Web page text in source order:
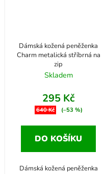
Dámská kožená peněženka
Charm metalická stříbrná na
zip
Skladem
295 Kč
640 Kč (–53 %)
DO KOŠÍKU
Dámská kožená peněženka